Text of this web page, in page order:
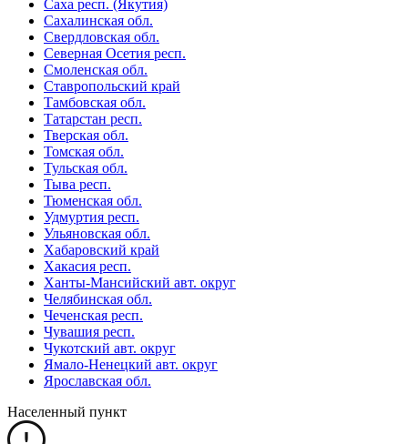
Саха респ. (Якутия)
Сахалинская обл.
Свердловская обл.
Северная Осетия респ.
Смоленская обл.
Ставропольский край
Тамбовская обл.
Татарстан респ.
Тверская обл.
Томская обл.
Тульская обл.
Тыва респ.
Тюменская обл.
Удмуртия респ.
Ульяновская обл.
Хабаровский край
Хакасия респ.
Ханты-Мансийский авт. округ
Челябинская обл.
Чеченская респ.
Чувашия респ.
Чукотский авт. округ
Ямало-Ненецкий авт. округ
Ярославская обл.
Населенный пункт